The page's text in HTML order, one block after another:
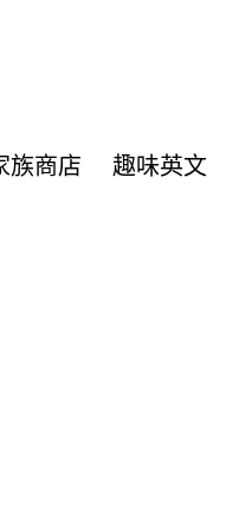
族商店 趣味英文